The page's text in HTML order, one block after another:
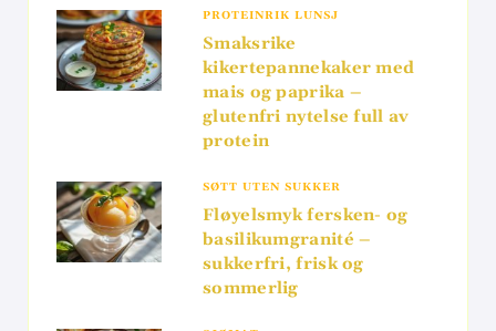
PROTEINRIK LUNSJ
Smaksrike
kikertepannekaker med
mais og paprika –
glutenfri nytelse full av
protein
SØTT UTEN SUKKER
Fløyelsmyk fersken- og
basilikumgranité –
sukkerfri, frisk og
sommerlig